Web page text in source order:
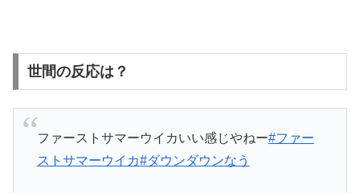
世間の反応は？
ファーストサマーウイカいい感じやねー#ファー
ストサマーウイカ#ダウンダウンなう